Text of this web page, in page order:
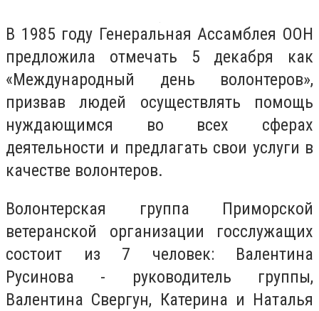
В 1985 году Генеральная Ассамблея ООН
предложила отмечать 5 декабря как
«Международный день волонтеров»,
призвав людей осуществлять помощь
нуждающимся во всех сферах
деятельности и предлагать свои услуги в
качестве волонтеров.
Волонтерская группа Приморской
ветеранской организации госслужащих
состоит из 7 человек: Валентина
Русинова - руководитель группы,
Валентина Свергун, Катерина и Наталья